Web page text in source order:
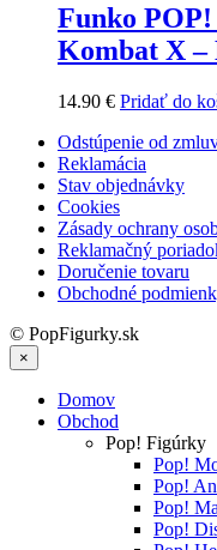
Funko
Kombat X
14.90 € Pridať do
Odstúpenie od
Reklamácia
Stav objednávky
Cookies
Zásady ochrany
Reklamačný
Doručenie tovaru
Obchodné
© PopFigurky.sk
×
Domov
Obchod
Pop! Figúrky
Pop!
Pop!
Pop!
Pop!